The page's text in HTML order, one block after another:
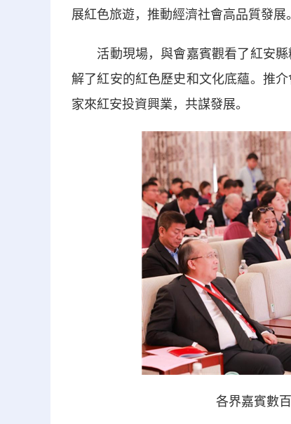
展紅色旅遊，推動經濟社會高品質發展。
活動現場，與會嘉賓觀看了紅安縣
解了紅安的紅色歷史和文化底蘊。推
家來紅安投資興業，共謀發展。
各界嘉賓數